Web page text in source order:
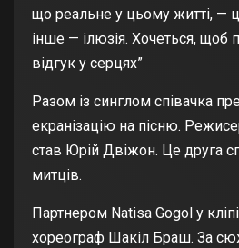
що реальне у цьому житті, —
інше — ілюзія. Хочеться, щоб
відгук у серцях”
Разом із синглом співачка
екранізацію на пісню.
став Юрій Двіжон. Це друга
митців.
Партнером Natisa Gogol у
хореограф Шакіл Браш. За